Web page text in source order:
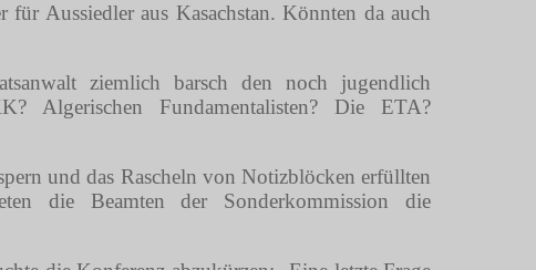
Aussiedler aus Kasachstan. Könnten da auch
ziemlich barsch den noch jugendlich
Algerischen Fundamentalisten? Die ETA?
und das Rascheln von Notizblöcken erfüllten
die Beamten der Sonderkommission die